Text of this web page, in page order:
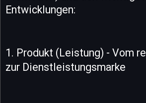
Entwicklungen:
1. Produkt (Leistung) - Vom
zur Dienstleistungsmarke